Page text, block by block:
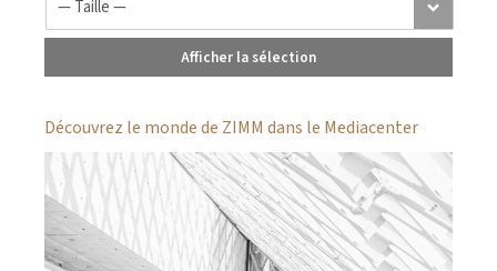
Afficher la sélection
Découvrez le monde de ZIMM dans le Mediacenter